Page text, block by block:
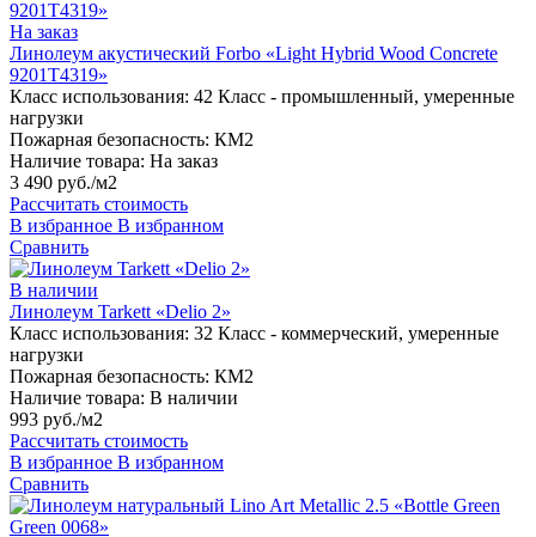
На заказ
Линолеум акустический Forbo «Light Hybrid Wood Concrete
9201T4319»
Класс использования: 42 Класс - промышленный, умеренные
нагрузки
Пожарная безопасность: КМ2
Наличие товара: На заказ
3 490 руб./м2
Рассчитать стоимость
В избранное В избранном
Сравнить
В наличии
Линолеум Tarkett «Delio 2»
Класс использования: 32 Класс - коммерческий, умеренные
нагрузки
Пожарная безопасность: КМ2
Наличие товара: В наличии
993 руб./м2
Рассчитать стоимость
В избранное В избранном
Сравнить